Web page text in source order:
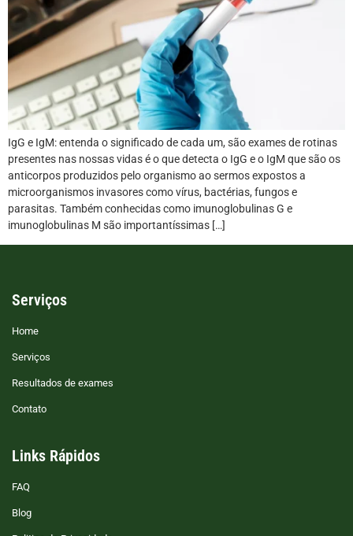
IgG e IgM: entenda o significado de cada um, são exames de rotinas
presentes nas nossas vidas é o que detecta o IgG e o IgM que são os
anticorpos produzidos pelo organismo ao sermos expostos a
microorganismos invasores como vírus, bactérias, fungos e
parasitas. Também conhecidas como imunoglobulinas G e
imunoglobulinas M são importantíssimas […]
Serviços
Home
Serviços
Resultados de exames
Contato
Links Rápidos
FAQ
Blog